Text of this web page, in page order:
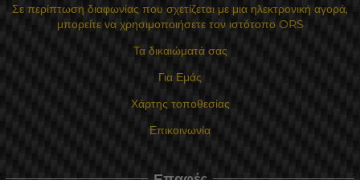
Σε περίπτωση διαφωνίας που σχετίζεται με μια ηλεκτρονική αγορά,
μπορείτε να χρησιμοποιήσετε τον ιστότοπο ORS
Τα δικαιώματά σας
Για Εμάς
Χάρτης τοποθεσίας
Επικοινωνία